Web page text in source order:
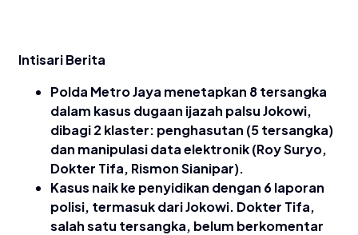
Intisari Berita
Polda Metro Jaya menetapkan 8 tersangka
dalam kasus dugaan ijazah palsu Jokowi,
dibagi 2 klaster: penghasutan (5 tersangka)
dan manipulasi data elektronik (Roy Suryo,
Dokter Tifa, Rismon Sianipar).
Kasus naik ke penyidikan dengan 6 laporan
polisi, termasuk dari Jokowi. Dokter Tifa,
salah satu tersangka, belum berkomentar